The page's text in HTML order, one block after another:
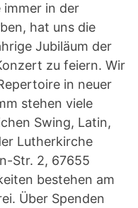
in der
hat uns die
Jubiläum der
zu feiern. Wir
in neuer
stehen viele
Swing, Latin,
Lutherkirche
Str. 2, 67655
bestehen am
Über Spenden